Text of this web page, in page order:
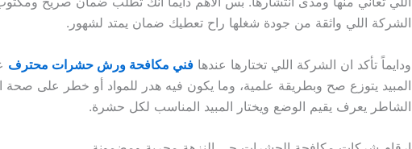
الشركة اللي واثقة من جودة شغلها راح تعطيك ضمان يمتد لشهور.
ودايماً تأكد ان الشركة اللي تختارها عندها فني مكافحة ورش حشرات محترف
المبيد يتوزع صح وبطريقة علمية، وما يكون فيه هدر للمواد أو خطر على صحة
الشاطر يعرف يقيم الوضع ويختار المبيد المناسب لكل حشرة.